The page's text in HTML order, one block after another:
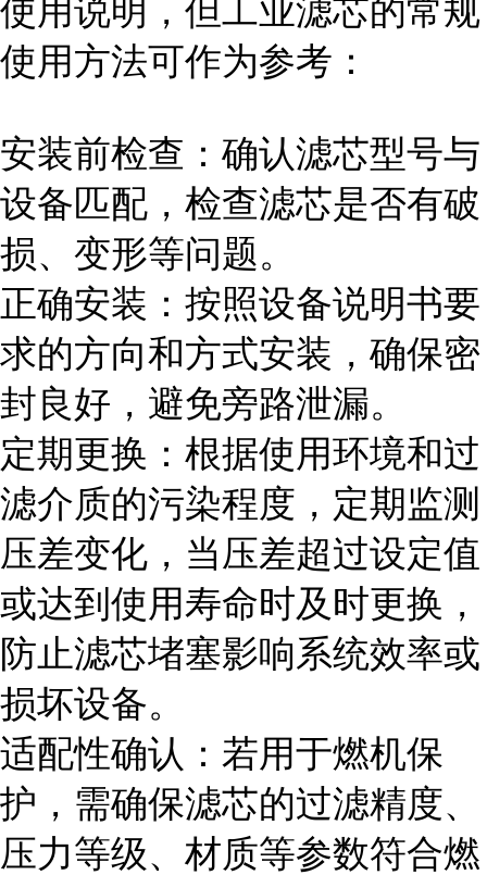
使用说明，但工业滤芯的常规
使用方法可作为参考：
安装前检查：确认滤芯型号与
设备匹配，检查滤芯是否有破
损、变形等问题。
正确安装：按照设备说明书要
求的方向和方式安装，确保密
封良好，避免旁路泄漏。
定期更换：根据使用环境和过
滤介质的污染程度，定期监测
压差变化，当压差超过设定值
或达到使用寿命时及时更换，
防止滤芯堵塞影响系统效率或
损坏设备。
适配性确认：若用于燃机保
护，需确保滤芯的过滤精度、
压力等级、材质等参数符合燃